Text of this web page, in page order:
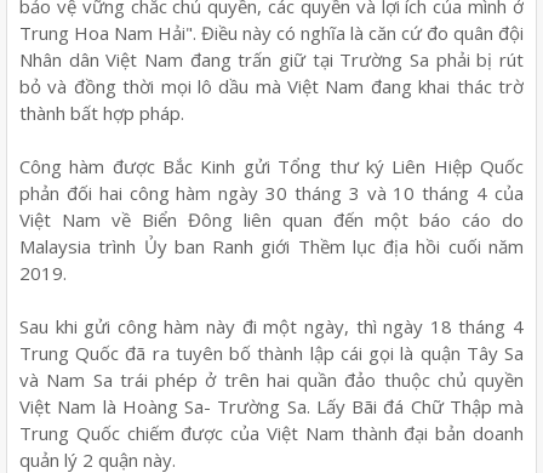
bảo vệ vững chắc chủ quyền, các quyền và lợi ích của mình ở
Trung Hoa Nam Hải". Điều này có nghĩa là căn cứ đo quân đội
Nhân dân Việt Nam đang trấn giữ tại Trường Sa phải bị rút
bỏ và đồng thời mọi lô dầu mà Việt Nam đang khai thác trờ
thành bất hợp pháp.
Công hàm được Bắc Kinh gửi Tổng thư ký Liên Hiệp Quốc
phản đối hai công hàm ngày 30 tháng 3 và 10 tháng 4 của
Việt Nam về Biển Đông liên quan đến một báo cáo do
Malaysia trình Ủy ban Ranh giới Thềm lục địa hồi cuối năm
2019.
Sau khi gửi công hàm này đi một ngày, thì ngày 18 tháng 4
Trung Quốc đã ra tuyên bố thành lập cái gọi là quận Tây Sa
và Nam Sa trái phép ở trên hai quần đảo thuộc chủ quyền
Việt Nam là Hoàng Sa- Trường Sa. Lấy Bãi đá Chữ Thập mà
Trung Quốc chiếm được của Việt Nam thành đại bản doanh
quản lý 2 quận này.